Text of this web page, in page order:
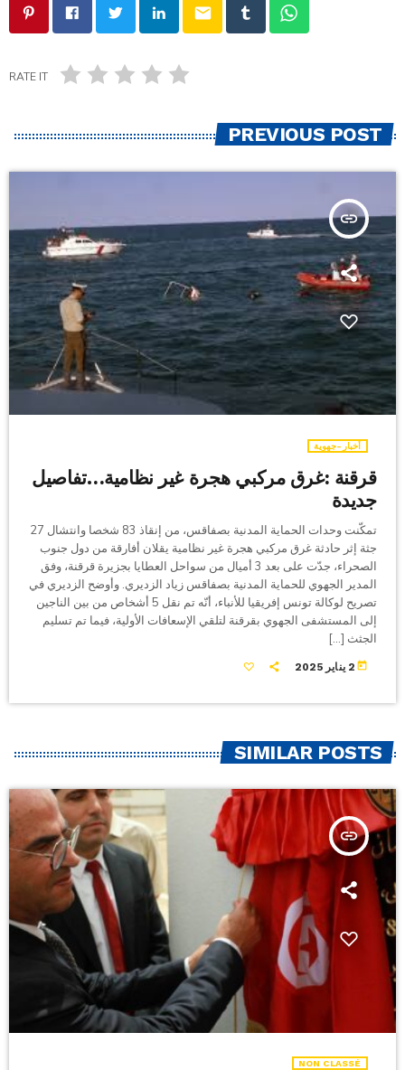
email
RATE IT
PREVIOUS POST
insert_link
أخبار-جهوية
قرقنة :غرق مركبي هجرة غير نظامية…تفاصيل
جديدة
تمكّنت وحدات الحماية المدنية بصفاقس، من إنقاذ 83 شخصا وانتشال 27
جثة إثر حادثة غرق مركبي هجرة غير نظامية يقلان أفارقة من دول جنوب
الصحراء، جدّت على بعد 3 أميال من سواحل العطايا بجزيرة قرقنة، وفق
المدير الجهوي للحماية المدنية بصفاقس زياد الزديري. وأوضح الزديري في
تصريح لوكالة تونس إفريقيا للأنباء، أنّه تم نقل 5 أشخاص من بين الناجين
إلى المستشفى الجهوي بقرقنة لتلقي الإسعافات الأولية، فيما تم تسليم
الجثث […]
today 2 يناير 2025
SIMILAR POSTS
insert_link
NON CLASSÉ